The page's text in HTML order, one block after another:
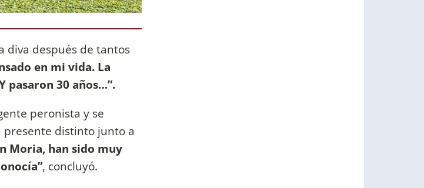
diva después de tantos
en mi vida. La
pasaron 30 años…”.
peronista y se
distinto junto a
Moria, han sido muy
, concluyó.